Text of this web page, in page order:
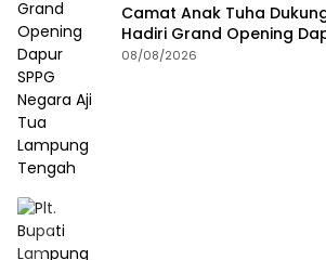
Camat Anak Tuha
Hadiri Grand Opening
Aji Tua Lampung Tengah
08/08/2026